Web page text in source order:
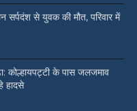
सर्पदंश से युवक की मौत, परिवार में
कोल्हायपट्टी के पास जलजमाव
हादसे